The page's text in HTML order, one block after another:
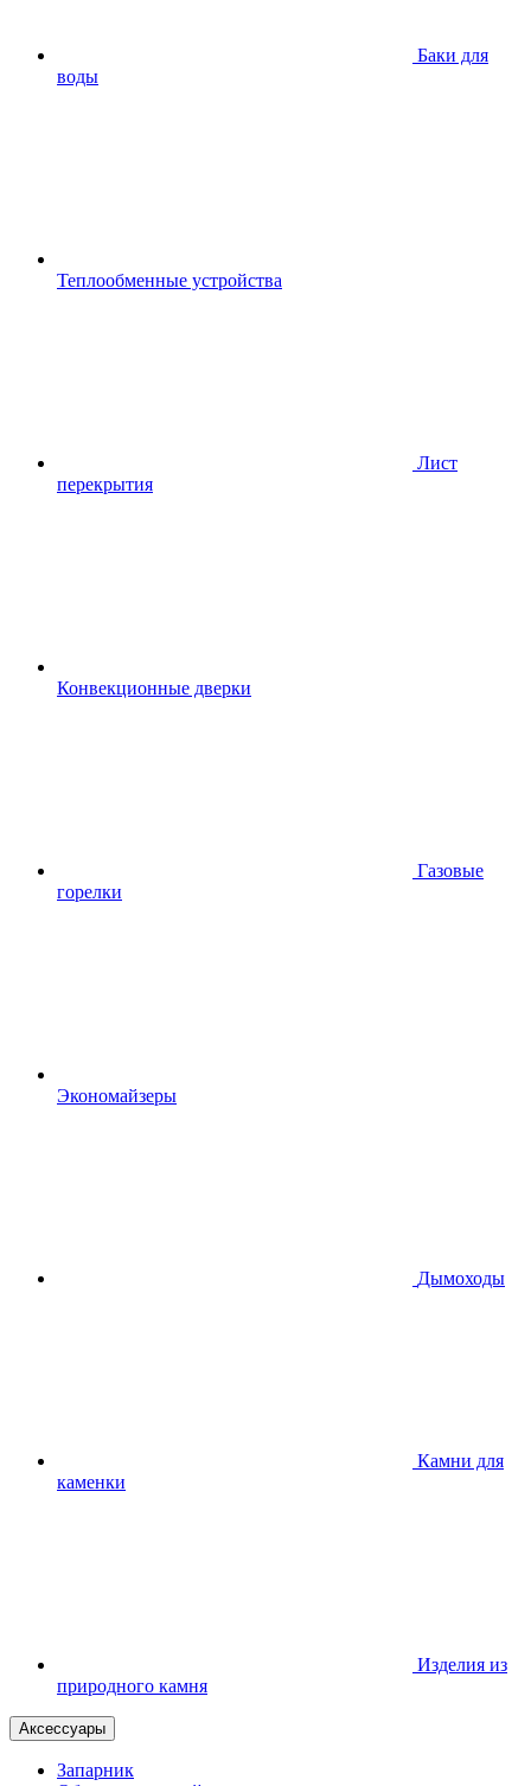
Баки для
воды
Теплообменные устройства
Лист
перекрытия
Конвекционные дверки
Газовые
горелки
Экономайзеры
Дымоходы
Камни для
каменки
Изделия из
природного камня
Аксессуары
Запарник